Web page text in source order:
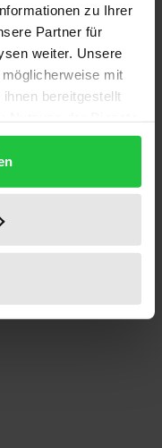
zu Ihrer
Partner für
weiter. Unsere
mit
bereitgestellt
der Rechtslage in